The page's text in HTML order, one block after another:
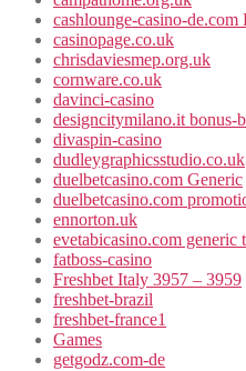
cashlounge-casino-de.com
casinopage.co.uk
chrisdaviesmep.org.uk
cornware.co.uk
davinci-casino
designcitymilano.it bonus-
divaspin-casino
dudleygraphicsstudio.co.uk
duelbetcasino.com Generic
duelbetcasino.com
ennorton.uk
evetabicasino.com generic
fatboss-casino
Freshbet Italy 3957 – 3959
freshbet-brazil
freshbet-france1
Games
getgodz.com-de